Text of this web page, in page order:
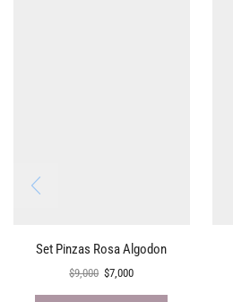
Set Pinzas Rosa Algodon
$9,000 $7,000